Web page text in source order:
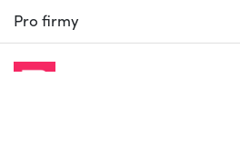
Pro firmy